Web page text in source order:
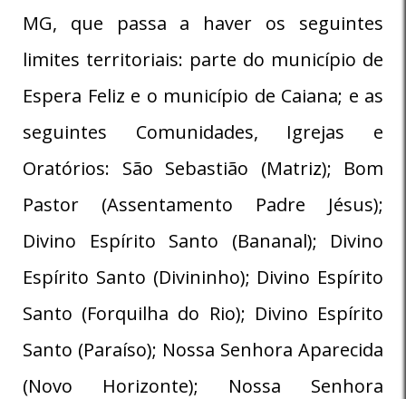
MG, que passa a haver os seguintes
limites territoriais: parte do município de
Espera Feliz e o município de Caiana; e as
seguintes Comunidades, Igrejas e
Oratórios: São Sebastião (Matriz); Bom
Pastor (Assentamento Padre Jésus);
Divino Espírito Santo (Bananal); Divino
Espírito Santo (Divininho); Divino Espírito
Santo (Forquilha do Rio); Divino Espírito
Santo (Paraíso); Nossa Senhora Aparecida
(Novo Horizonte); Nossa Senhora